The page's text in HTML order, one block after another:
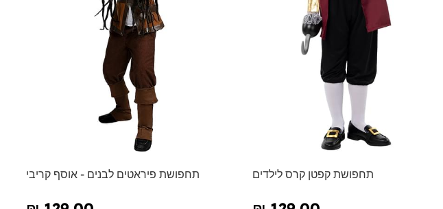
תחפושת פיראטים לבנים - אוסף קריבי תחפושת קפטן קרס לילדים